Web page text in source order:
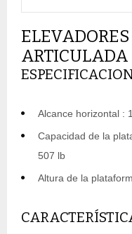
ARTICULADA
Alcance horizontal :
Capacidad de la
507 lb
Altura de la